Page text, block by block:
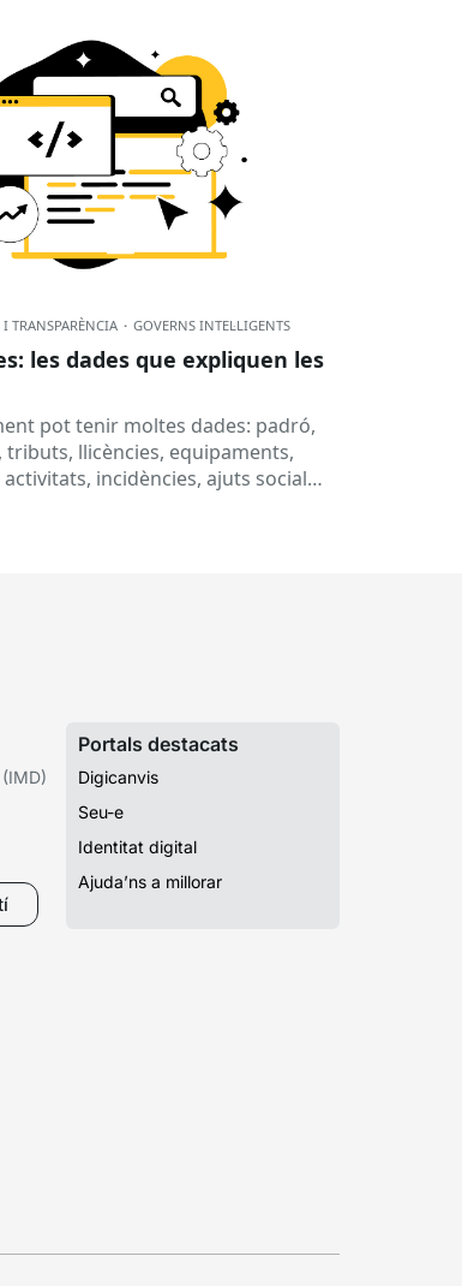
I TRANSPARÈNCIA · GOVERNS INTEL·LIGENTS
les dades que expliquen les
pot tenir moltes dades: padró,
tributs, llicències, equipaments,
incidències, ajuts socials,
Portals destacats
Digicanvis
Seu-e
Identitat digital
Ajuda’ns a millorar